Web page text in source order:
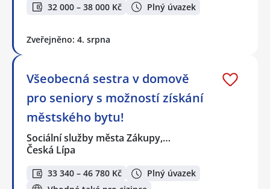
32 000 – 38 000 Kč Plný úvazek
Zveřejněno: 4. srpna
Všeobecná sestra v domově
pro seniory s možností získání
městského bytu!
Sociální služby města Zákupy,…
Česká Lípa
33 340 – 46 780 Kč
Plný úvazek